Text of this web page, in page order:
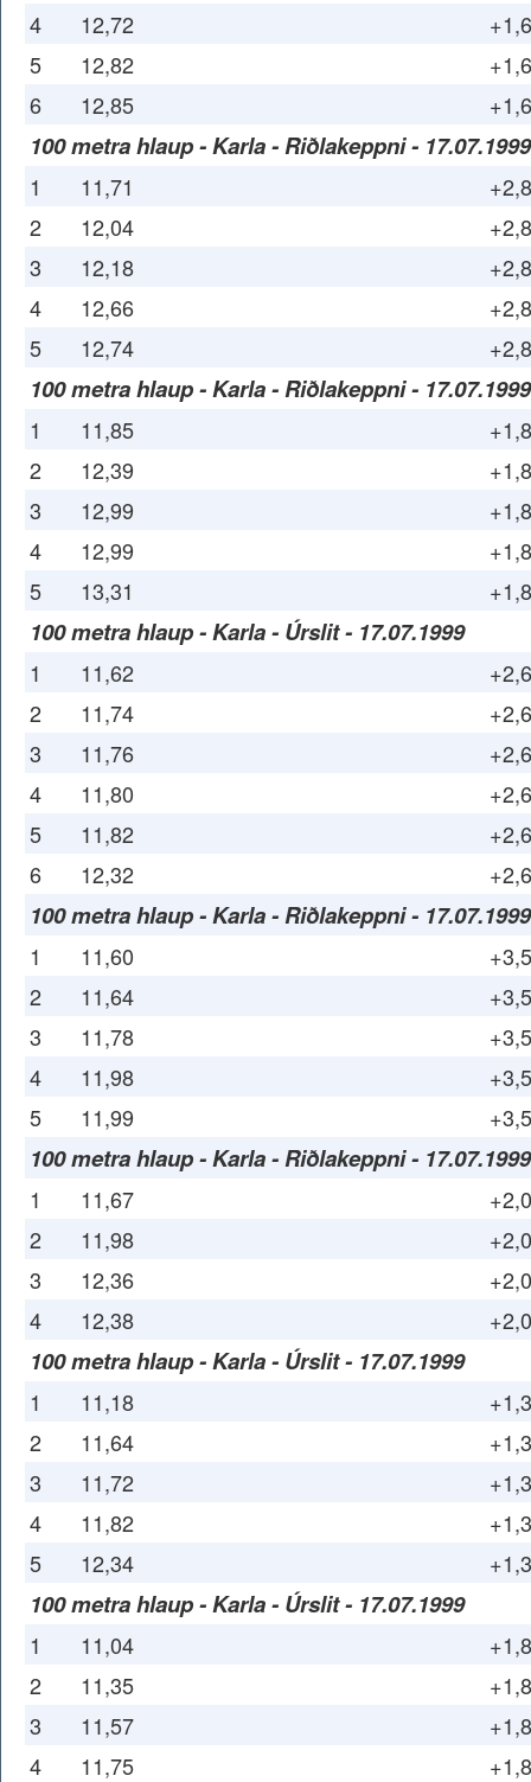
4
12,72
+1,6
5
12,82
+1,6
6
12,85 +1,6
100 metra hlaup - Karla - Riðlakeppni - 17.07.1999
1 11,71
+2,8
2
12,04
+2,8
3
12,18
+2,8
4
12,66
+2,8
5
12,74 +2,8
100 metra hlaup - Karla - Riðlakeppni - 17.07.1999
1 11,85
+1,8
2
12,39
+1,8
3
12,99
+1,8
4
12,99
+1,8
5
13,31 +1,8
100 metra hlaup - Karla - Úrslit - 17.07.1999
1 11,62
+2,6
2
11,74
+2,6
3
11,76
+2,6
4
11,80
+2,6
5
11,82
+2,6
6
12,32 +2,6
100 metra hlaup - Karla - Riðlakeppni - 17.07.1999
1 11,60
+3,5
2
11,64
+3,5
3
11,78
+3,5
4
11,98
+3,5
5
11,99 +3,5
100 metra hlaup - Karla - Riðlakeppni - 17.07.1999
1 11,67
+2,0
2
11,98
+2,0
3
12,36
+2,0
4
12,38 +2,0
100 metra hlaup - Karla - Úrslit - 17.07.1999
1 11,18
+1,3
2
11,64
+1,3
3
11,72
+1,3
4
11,82
+1,3
5
12,34 +1,3
100 metra hlaup - Karla - Úrslit - 17.07.1999
1 11,04
+1,8
2
11,35
+1,8
3
11,57
+1,8
4
11,75
+1,8